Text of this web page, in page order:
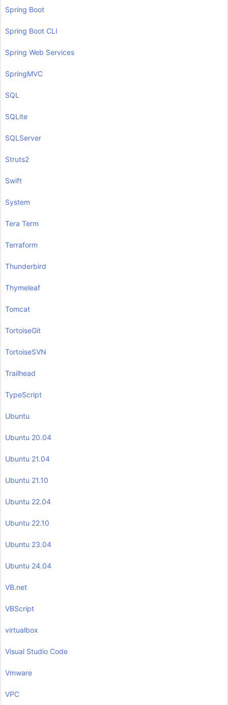
Spring Boot
Spring Boot CLI
Spring Web Services
SpringMVC
SQL
SQLite
SQLServer
Struts2
Swift
System
Tera Term
Terraform
Thunderbird
Thymeleaf
Tomcat
TortoiseGit
TortoiseSVN
Trailhead
TypeScript
Ubuntu
Ubuntu 20.04
Ubuntu 21.04
Ubuntu 21.10
Ubuntu 22.04
Ubuntu 22.10
Ubuntu 23.04
Ubuntu 24.04
VB.net
VBScript
virtualbox
Visual Studio Code
Vmware
VPC